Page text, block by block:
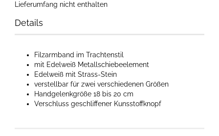
Lieferumfang nicht enthalten
Details
Filzarmband im Trachtenstil
mit Edelweiß Metallschiebeelement
Edelweiß mit Strass-Stein
verstellbar für zwei verschiedenen Größen
Handgelenkgröße 18 bis 20 cm
Verschluss geschliffener Kunsstoffknopf